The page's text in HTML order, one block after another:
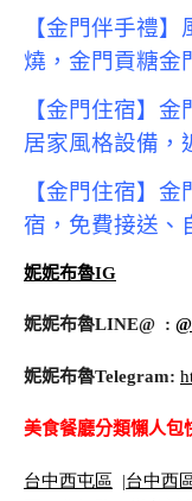
【金門伴手禮
燒，金門貢糖金
【金門住宿】
居家風格設備，
【金門住宿】
宿，免費接送、
妮妮布魯IG
妮妮布魯LINE@ :
妮妮布魯Telegram:
美食餐廳分類懶人包
台中西屯區 |台中西